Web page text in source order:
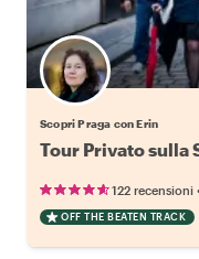
Scopri Praga con Erin
Tour Privato sulla
122 recensioni
OFF THE BEATEN TRACK